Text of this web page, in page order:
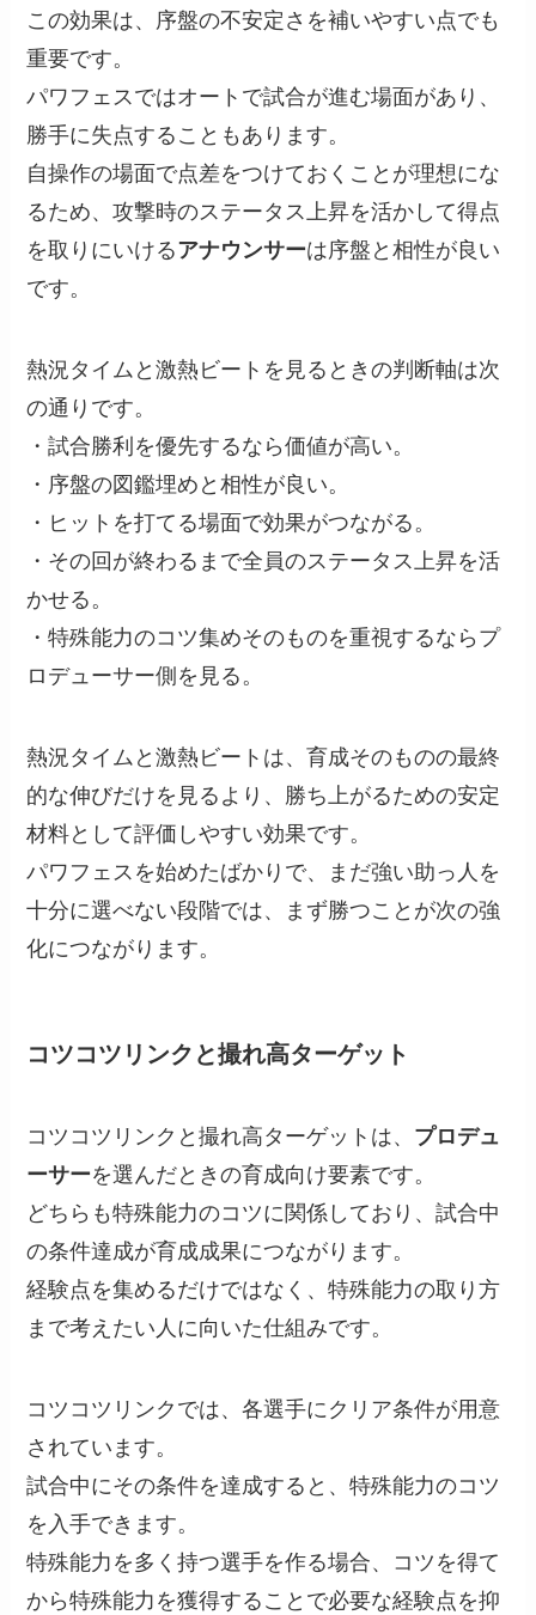
この効果は、序盤の不安定さを補いやすい点でも
重要です。
パワフェスではオートで試合が進む場面があり、
勝手に失点することもあります。
自操作の場面で点差をつけておくことが理想にな
るため、攻撃時のステータス上昇を活かして得点
を取りにいけるアナウンサーは序盤と相性が良い
です。
熱況タイムと激熱ビートを見るときの判断軸は次
の通りです。
・試合勝利を優先するなら価値が高い。
・序盤の図鑑埋めと相性が良い。
・ヒットを打てる場面で効果がつながる。
・その回が終わるまで全員のステータス上昇を活
かせる。
・特殊能力のコツ集めそのものを重視するならプ
ロデューサー側を見る。
熱況タイムと激熱ビートは、育成そのものの最終
的な伸びだけを見るより、勝ち上がるための安定
材料として評価しやすい効果です。
パワフェスを始めたばかりで、まだ強い助っ人を
十分に選べない段階では、まず勝つことが次の強
化につながります。
コツコツリンクと撮れ高ターゲット
コツコツリンクと撮れ高ターゲットは、 プロデュ
ーサーを選んだときの育成向け要素です。
どちらも特殊能力のコツに関係しており、試合中
の条件達成が育成成果につながります。
経験点を集めるだけではなく、特殊能力の取り方
まで考えたい人に向いた仕組みです。
コツコツリンクでは、各選手にクリア条件が用意
されています。
試合中にその条件を達成すると、特殊能力のコツ
を入手できます。
特殊能力を多く持つ選手を作る場合、コツを得て
から特殊能力を獲得することで必要な経験点を抑